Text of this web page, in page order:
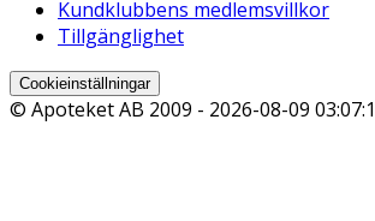
Kundklubbens medlemsvillkor
Tillgänglighet
Cookieinställningar
© Apoteket AB 2009 - 2026-08-09